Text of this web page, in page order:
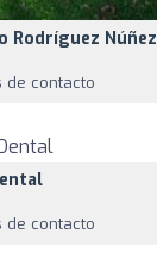
Rodríguez Núñez
de contacto
de contacto